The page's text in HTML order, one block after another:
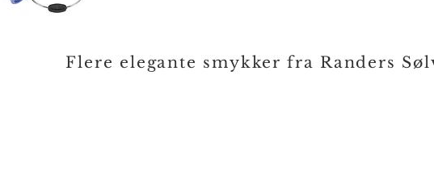
Flere elegante smykker fra Randers